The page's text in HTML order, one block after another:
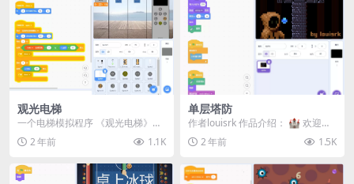
观光电梯
一个电梯模拟程序 《观光电梯》是
一款以创意与互动为核心的Scratch
作品，模拟...
2 年前 1.1K
单层塔防
作者louisrk 作品介绍： 🏰 欢迎来
到《单层塔防》！ 这是一款为 Pix
e... 2 年前 1.5K